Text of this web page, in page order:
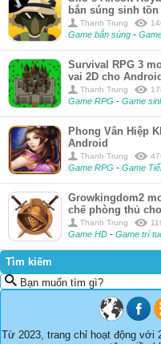
bắn súng sinh
Thanh Trung
Game bắn súng -
Survival RPG 3
vai 2D cho Android
Thanh Trung
Game RPG - Game
Phong Vân Hiệp
Android
Thanh Trung
Game RPG - Game
Growkingdom2
chế phòng thủ
Thanh Trung
Game HD - Game trí
Tìm kiếm
Bạn muốn tìm gì?
Từ 2023, trang chỉ hoạt động với